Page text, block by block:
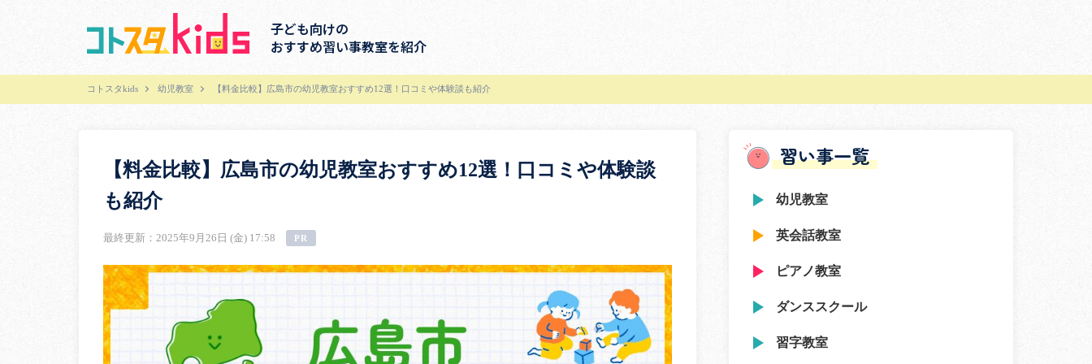
子ども向けの
おすすめ習い事教室を紹介
コトスタkids 幼児教室 【料金比較】広島市の幼児教室おすすめ12選！口コミや体験談も紹介
【料金比較】広島市の幼児教室おすすめ12選！口コミや体験談
も紹介
最終更新：2025年9月26日 (金) 17:58 PR
習い事一覧
幼児教室
英会話教室
ピアノ教室
ダンススクール
習字教室